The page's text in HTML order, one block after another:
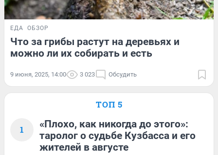
ЕДА ОБЗОР
Что за грибы растут на деревьях и
можно ли их собирать и есть
9 июня, 2025, 14:00 3 023 Обсудить
ТОП 5
1
«Плохо, как никогда до этого»:
таролог о судьбе Кузбасса и его
жителей в августе